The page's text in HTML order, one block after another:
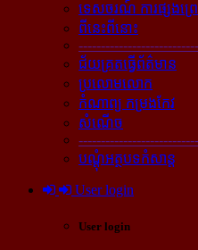
ទេសចរណ៍ ការផ្សងព្រ
ពីនេះពីនោះ
ជ័យគ្រតធ្វើព័ត៌មាន
ប្រលោមលោក
កំណាព្យ កម្រងកែវ
សំណើច
បណ្ដុំអត្ថបទកំសាន្ដ
User login
User login